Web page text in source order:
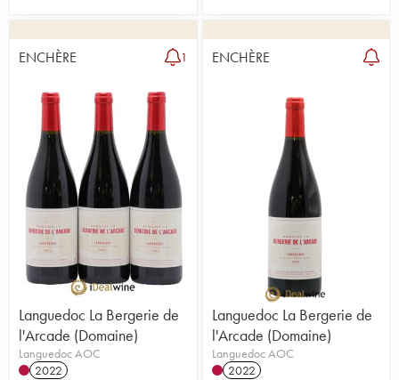
ENCHÈRE 1
Languedoc La Bergerie de
l'Arcade (Domaine)
Languedoc AOC
2022
ENCHÈRE
Languedoc La Bergerie de
l'Arcade (Domaine)
Languedoc AOC
2022